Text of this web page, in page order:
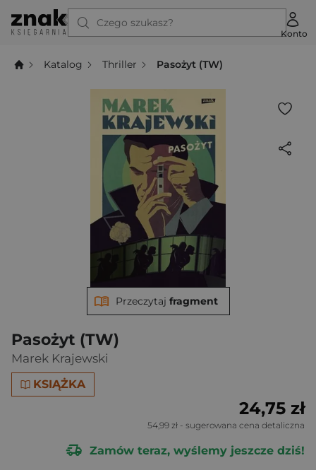
Czego szukasz?
Konto
Katalog Thriller Pasożyt (TW)
Pasożyt (TW)
Marek Krajewski
KSIĄŻKA
Przeczytaj fragment
24,75 zł
54,99 zł - sugerowana cena detaliczna
Zamów teraz, wyślemy jeszcze dziś!